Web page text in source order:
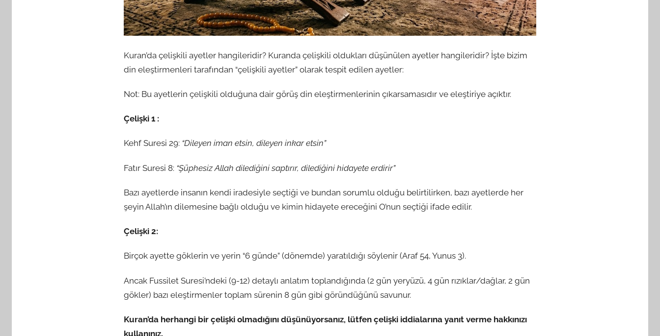
Kuran’da çelişkili ayetler hangileridir? Kuranda çelişkili oldukları düşünülen ayetler hangileridir? İşte bizim
din eleştirmenleri tarafından “çelişkili ayetler” olarak tespit edilen ayetler:
Not: Bu ayetlerin çelişkili olduğuna dair görüş din eleştirmenlerinin çıkarsamasıdır ve eleştiriye açıktır.
Çelişki 1 :
Kehf Suresi 29: “Dileyen iman etsin, dileyen inkar etsin”
Fatır Suresi 8: “Şüphesiz Allah dilediğini saptırır, dilediğini hidayete erdirir”
Bazı ayetlerde insanın kendi iradesiyle seçtiği ve bundan sorumlu olduğu belirtilirken, bazı ayetlerde her
şeyin Allah’ın dilemesine bağlı olduğu ve kimin hidayete ereceğini O’nun seçtiği ifade edilir.
Çelişki 2:
Birçok ayette göklerin ve yerin “6 günde” (dönemde) yaratıldığı söylenir (Araf 54, Yunus 3).
Ancak Fussilet Suresi’ndeki (9-12) detaylı anlatım toplandığında (2 gün yeryüzü, 4 gün rızıklar/dağlar, 2 gün
gökler) bazı eleştirmenler toplam sürenin 8 gün gibi göründüğünü savunur.
Kuran’da herhangi bir çelişki olmadığını düşünüyorsanız, lütfen çelişki iddialarına yanıt verme hakkınızı
kullanınız.